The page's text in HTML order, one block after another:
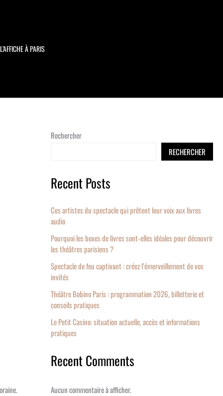
À PARIS
Rechercher
RECHERCHER
Recent Posts
Ces artistes du spectacle qui prêtent leur voix aux livres
audio
Pourquoi les boxes de livres sont-elles idéales pour découvrir
les théâtres parisiens ?
Spectacle de feu captivant : créez l’émerveillement de vos
invités
Théâtre Bobino Paris : programmation 2026, billetterie et
conseils pratiques
Le Petit Casino: situation actuelle, accès et informations
pratiques
Recent Comments
Aucun commentaire à afficher.